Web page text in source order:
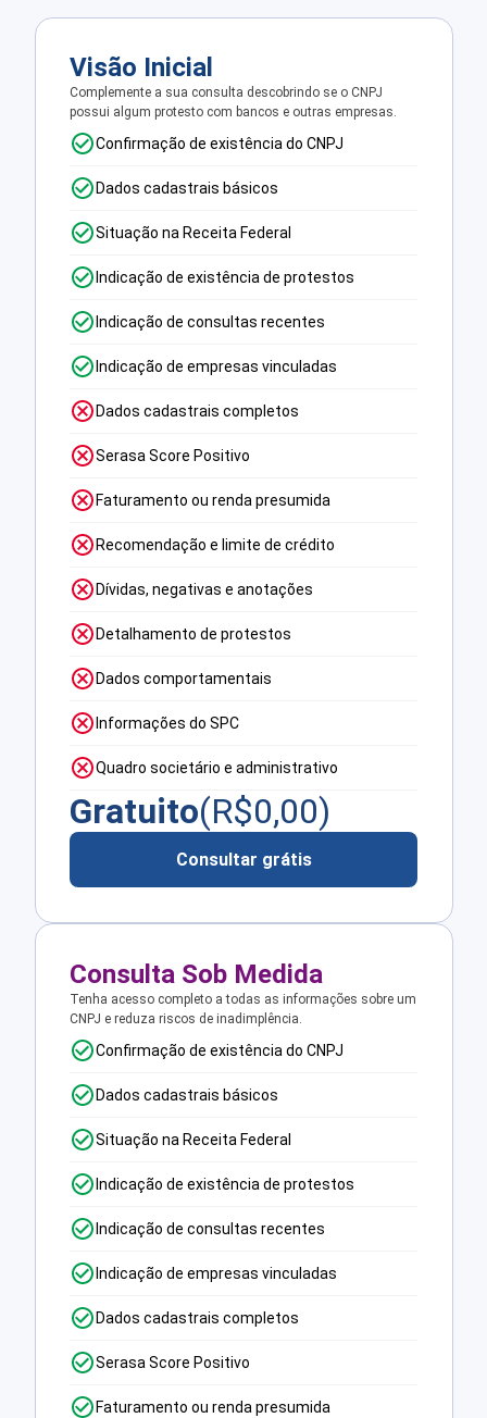
Visão Inicial
Complemente a sua consulta descobrindo se o CNPJ
possui algum protesto com bancos e outras empresas.
Confirmação de existência do CNPJ
Dados cadastrais básicos
Situação na Receita Federal
Indicação de existência de protestos
Indicação de consultas recentes
Indicação de empresas vinculadas
Dados cadastrais completos
Serasa Score Positivo
Faturamento ou renda presumida
Recomendação e limite de crédito
Dívidas, negativas e anotações
Detalhamento de protestos
Dados comportamentais
Informações do SPC
Quadro societário e administrativo
Gratuito(R$0,00)
Consultar grátis
Consulta Sob Medida
Tenha acesso completo a todas as informações sobre um
CNPJ e reduza riscos de inadimplência.
Confirmação de existência do CNPJ
Dados cadastrais básicos
Situação na Receita Federal
Indicação de existência de protestos
Indicação de consultas recentes
Indicação de empresas vinculadas
Dados cadastrais completos
Serasa Score Positivo
Faturamento ou renda presumida